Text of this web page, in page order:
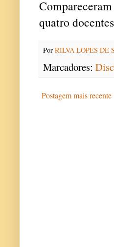
quatro
Por RILVA LOPES DE
Marcadores:
Postagem mais recente